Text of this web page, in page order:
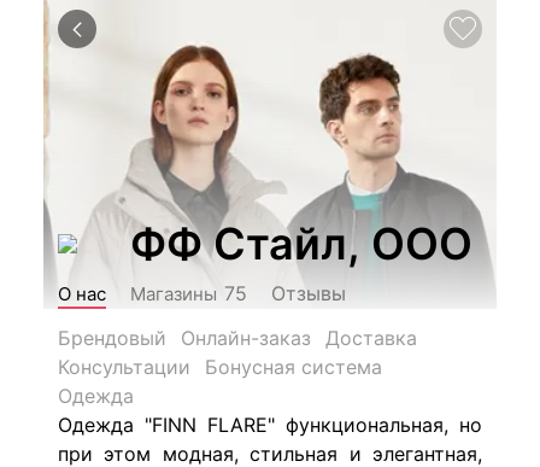
ФФ Стайл, ООО
О нас Магазины 75
Отзывы
Брендовый
Онлайн-заказ
Доставка
Консультации
Бонусная система
Одежда
Одежда "FINN FLARE" функциональная, но
при этом модная, стильная и элегантная,